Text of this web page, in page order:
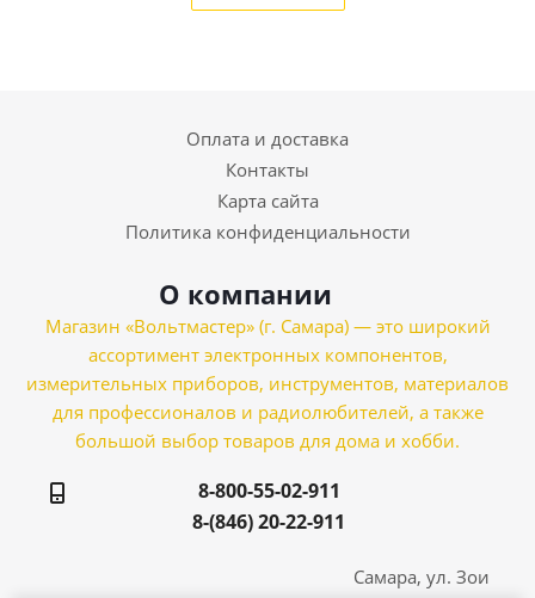
Оплата и доставка
Контакты
Карта сайта
Политика конфиденциальности
О компании
Магазин «Вольтмастер» (г. Самара) — это широкий
ассортимент электронных компонентов,
измерительных приборов, инструментов, материалов
для профессионалов и радиолюбителей, а также
большой выбор товаров для дома и хобби.
8-800-55-02-911
8-(846) 20-22-911
Самара, ул. Зои